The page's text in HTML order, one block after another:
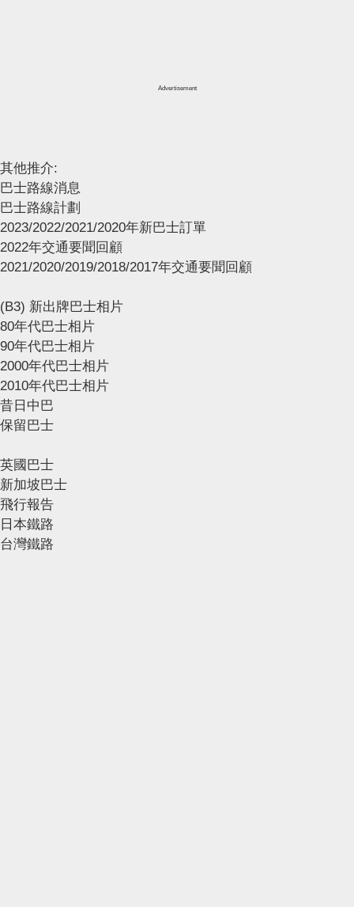
Advertisement
其他推介:
巴士路線消息
巴士路線計劃
2023/2022/2021/2020年新巴士訂單
2022年交通要聞回顧
2021/2020/2019/2018/2017年交通要聞回顧
(B3) 新出牌巴士相片
80年代巴士相片
90年代巴士相片
2000年代巴士相片
2010年代巴士相片
昔日中巴
保留巴士
英國巴士
新加坡巴士
飛行報告
日本鐵路
台灣鐵路